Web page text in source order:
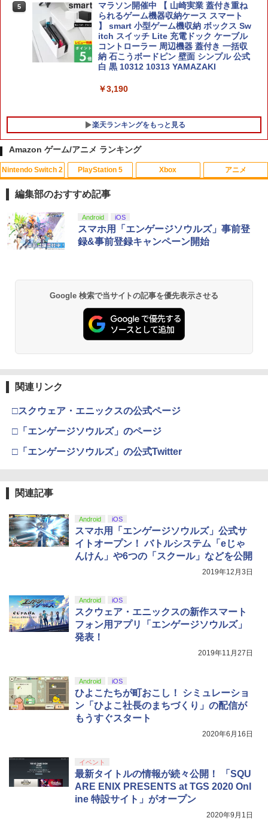
スーパーボンバーマン コレクション Nin
tendo Switch 2 Edition 日本限定版
￥9,801
5
【特典】トゥームレイダー：レガシー・
オブ・アトランティス(【早期購入同梱特
典】コスチューム「ララ・クロフト・サ
バイバー(仮)」（ゲーム内コンテンツ）)
￥7,012
5
マラソン開催中 【 山崎実業 蓋付き重ね
られるゲーム機器収納ケース スマート
】 smart 小型ゲーム機収納 ボックス Sw
itch スイッチ Lite 充電ドック ケーブル
コントローラー 周辺機器 蓋付き 一括収
納 石こうボードピン 壁面 シンプル 公式
白 黒 10312 10313 YAMAZAKI
￥3,190
楽天ランキングをもっと見る
1
【送料無料】劇場版「鬼滅の刃」無限城
編 第一章 猗窩座再来(通常版)【Blu-ra
y】/アニメーション[Blu-ray]【返品種別
￥4,400
勇、猗窩座）】 劇場版「鬼滅の刃」無限
￥7,450
4 外科医エリーゼ 4【Blu-ray】 [ yuin ]
5 外科医エリーゼ 3【Blu-ray】 [ yuin ]
￥7,920
Amazon ゲーム/アニメ ランキング
Nintendo Switch 2
1
スプラトゥーン レイダース|オンライン
コード版
スプラトゥーン レイダース -Switch2
￥6,447
3
￥55,491
5
ニンテンドープリペイド番号 5000円|オ
ンラインコード版
PlayStation 5
1
PlayStation 5 デジタル・エディション
日本語専用 Console Language: Japan
ese only (CFI-2200B01)
プロダクトコード 封入
￥7,286
3
【純正品】DualSense ワイヤレスコン
トローラー(CFI-ZCT2J)
Xbox
1
【純正品】Xbox ワイヤレス コントロー
ラー + USB-C® ケーブル
【純正品】Xbox ワイヤレス コントロー
￥7,681
【純正品】Xbox 充電式バッテリー + US
B-C ケーブル
5
【国内正規品】Thrustmaster スラスト
マスター TH8S シフター - PC、PS4、P
S5、PS5 Pro、Xbox One、Xbox Serie
s X|S 対応の高精度 H パターン シフター
アニメ
1
劇場版「鬼滅の刃」無限城編 第一章 猗
窩座再来 通常版 [Blu-ray]
劇場版「鬼滅の刃」無限城編 第一章 猗
窩座再来 通常版 [DVD]
￥3,523
3
ナル三方背収納ケース付きコレクション)
(オリジナル特典:オリジナル巾着＋メー
カー特典:【坤と離】二振りの剣、十翼よ
り来たる！スタジオ描き下ろしイラスト
ボード付) [Blu-ray]
4
窩座再来 完全生産限定版 [Blu-ray]
￥8,698
5
『映画 ラブライブ！蓮ノ空女学院スクー
ルアイドルクラブ Bloom Garden Part
y』Blu-ray（特装限定版）
￥8,589
編集部のおすすめ記事
Android iOS
スマホ用「エンゲージソウルズ」事前登
録&事前登録キャンペーン開始
Google 検索で当サイトの記事を優先表示させる
関連リンク
□スクウェア・エニックスの公式ページ
□「エンゲージソウルズ」のページ
□「エンゲージソウルズ」の公式Twitter
関連記事
Android iOS
スマホ用「エンゲージソウルズ」公式サ
イトオープン！ バトルシステム「eじゃ
んけん」や6つの「スクール」などを公開
2019年12月3日
Android iOS
スクウェア・エニックスの新作スマート
フォン用アプリ「エンゲージソウルズ」
発表！
2019年11月27日
Android iOS
ひよこたちが町おこし！ シミュレーショ
ン「ひよこ社長のまちづくり」の配信が
もうすぐスタート
2020年6月16日
イベント
最新タイトルの情報が続々公開！ 「SQU
ARE ENIX PRESENTS at TGS 2020 Onl
ine 特設サイト」がオープン
2020年9月1日